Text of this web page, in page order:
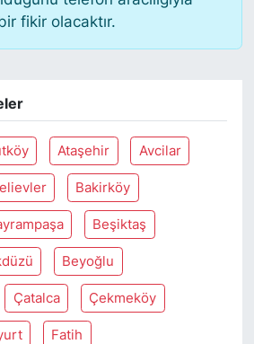
fikir olacaktır.
Ataşehir Avcilar
Bakirköy
Beşiktaş
Beyoğlu
Çatalca Çekmeköy
Fatih